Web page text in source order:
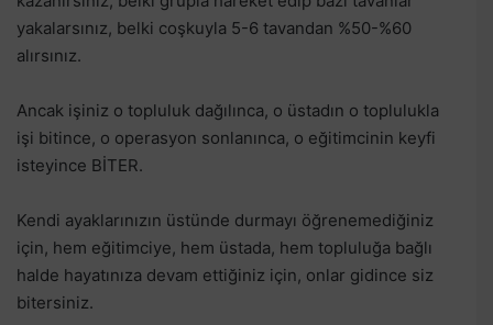
yakalarsınız, belki coşkuyla 5-6 tavandan %50-%60
alırsınız.
Ancak işiniz o topluluk dağılınca, o üstadın o toplulukla
işi bitince, o operasyon sonlanınca, o eğitimcinin keyfi
isteyince BİTER.
Kendi ayaklarınızın üstünde durmayı öğrenemediğiniz
için, hem eğitimciye, hem üstada, hem topluluğa bağlı
halde hayatınıza devam ettiğiniz için, onlar gidince siz
bitersiniz.